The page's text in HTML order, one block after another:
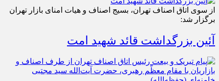
از سوی اتاق اصناف تهران، بسیج اصناف و هیات امنای بازار تهران
برگزار شد:
آئین بزرگداشت قائد شهید امت